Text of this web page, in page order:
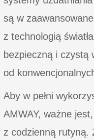
są w
z technologią
bezpieczną i czystą
od
Aby w pełni
AMWAY, ważne
z codzienną rutyną.